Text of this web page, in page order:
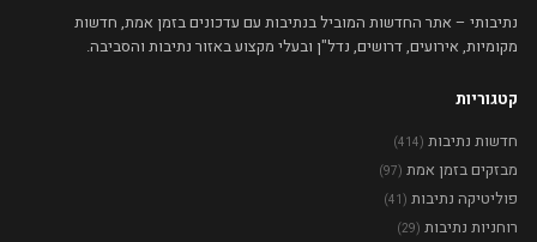
נתיבותי – אתר החדשות המוביל בנתיבות עם עדכונים בזמן אמת, חדשות
מקומיות, אירועים, דרושים, נדל"ן ובעלי מקצוע באזור נתיבות והסביבה.
קטגוריות
חדשות נתיבות (414)
מבזקים בזמן אמת (97)
פוליטיקה נתיבות (41)
רוחניות נתיבות (29)